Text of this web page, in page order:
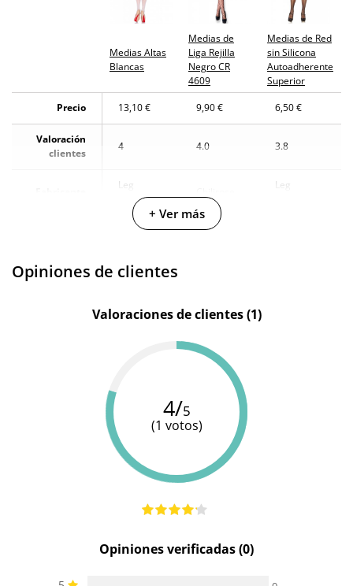
El martes 11 de agosto (fecha estimada)
Medias Altas
Blancas
Medias de
Liga Rejilla
Negro CR
4609
Medias de Red
sin Silicona
Autoadherente
Superior
Precio
13,10 € 9,90 € 6,50 €
Valoración
clientes
4 4.0 3.8
Leg
Avenue
Leg
Blanco Negro
+ Ver más
Opiniones de clientes
Valoraciones de clientes (1)
4/5
(1 votos)
Opiniones verificadas (0)